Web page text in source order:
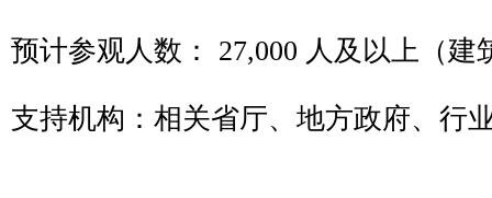
预计参观人数： 27,000 人及以上（建
支持机构：相关省厅、地方政府、行